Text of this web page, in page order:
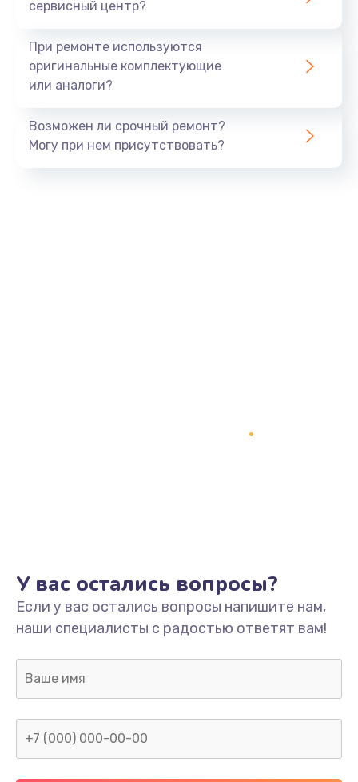
сервисный центр?
При ремонте используются
оригинальные комплектующие
или аналоги?
Возможен ли срочный ремонт?
Могу при нем присутствовать?
У вас остались вопросы?
Если у вас остались вопросы напишите нам,
наши специалисты с радостью ответят вам!